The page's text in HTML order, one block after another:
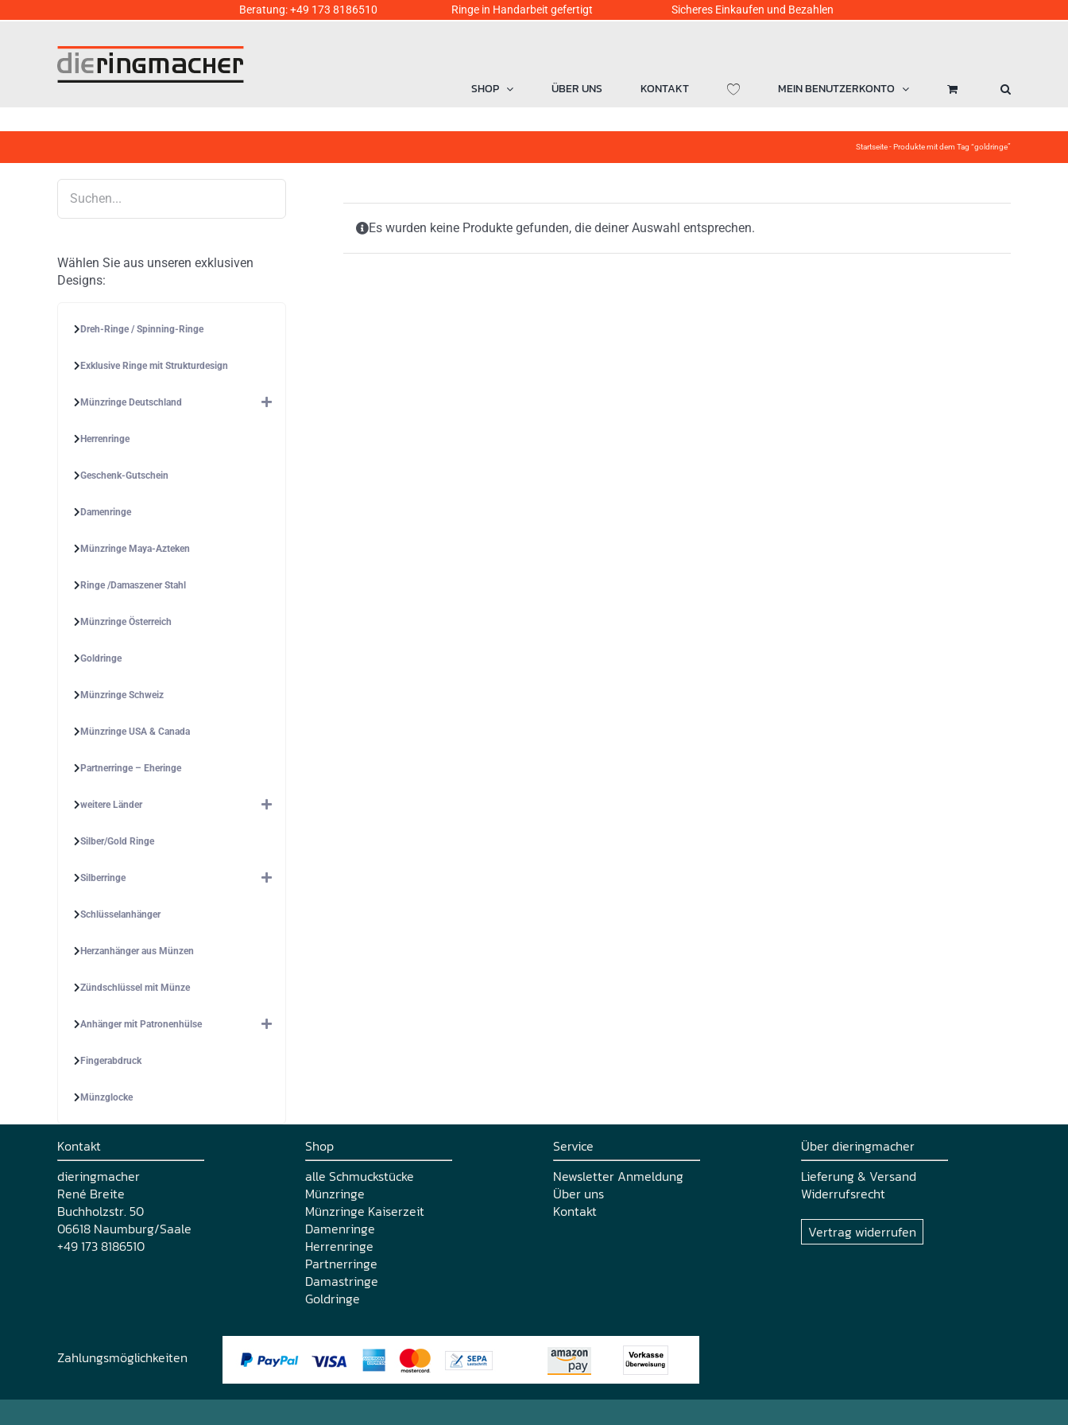
Beratung:+49 173 8186510 Ringe in Handarbeit gefertigt Sicheres Einkaufen und Bezahlen
Inhalt
SHOP ÜBER UNS KONTAKT MEIN BENUTZERKONTO
Startseite-Produkte mit dem Tag “goldringe”
Es wurden keine Produkte gefunden, die deiner Auswahl entsprechen.
Wählen Sie aus unseren exklusiven
Designs:
Dreh-Ringe / Spinning-Ringe
Exklusive Ringe mit Strukturdesign
Münzringe Deutschland
Herrenringe
Geschenk-Gutschein
Damenringe
Münzringe Maya-Azteken
Ringe /Damaszener Stahl
Münzringe Österreich
Goldringe
Münzringe Schweiz
Münzringe USA & Canada
Partnerringe – Eheringe
weitere Länder
Silber/Gold Ringe
Silberringe
Schlüsselanhänger
Herzanhänger aus Münzen
Zündschlüssel mit Münze
Anhänger mit Patronenhülse
Fingerabdruck
Münzglocke
Kontakt
dieringmacher
René Breite
Buchholzstr. 50
06618 Naumburg/Saale
+49 173 8186510
Shop
alle Schmuckstücke
Münzringe
Münzringe Kaiserzeit
Damenringe
Herrenringe
Partnerringe
Damastringe
Goldringe
Service
Newsletter Anmeldung
Über uns
Kontakt
Über dieringmacher
Lieferung & Versand
Widerrufsrecht
Vertrag widerrufen
Zahlungsmöglichkeiten